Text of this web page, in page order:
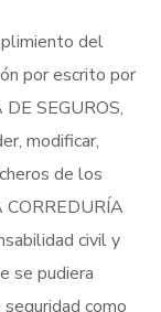
del
por escrito por
SEGUROS,
modificar,
de los
civil y
se pudiera
como